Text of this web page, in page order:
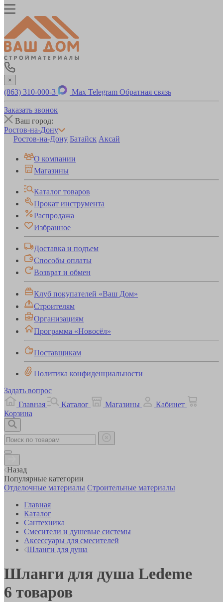
×
(863) 310-000-3 Max Telegram Обратная связь
Заказать звонок
Ваш город:
Ростов-на-Дону
Ростов-на-Дону Батайск Аксай
О компании
Магазины
Каталог товаров
Прокат инструмента
Распродажа
Избранное
Доставка и подъем
Способы оплаты
Возврат и обмен
Клуб покупателей «Ваш Дом»
Строителям
Организациям
Программа «Новосёл»
Поставщикам
Политика конфиденциальности
Задать вопрос
Главная
Каталог Магазины
Кабинет
Корзина
Назад
Популярные категории
Отделочные материалы Строительные материалы
Главная
Каталог
Сантехника
Смесители и душевые системы
Аксессуары для смесителей
Шланги для душа
Шланги для душа Ledeme
6 товаров